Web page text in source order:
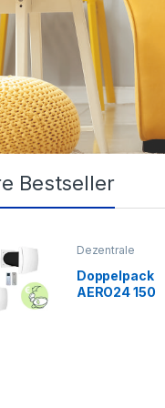
Bestseller
Dezentrale
Unsere Bestseller
Doppelpack
AERO24 150